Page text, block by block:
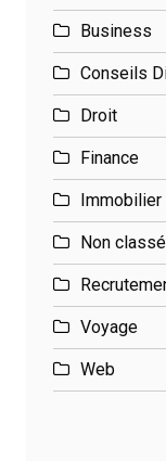
Business
Conseils
Droit
Finance
Immobilier
Non classé
Voyage
Web